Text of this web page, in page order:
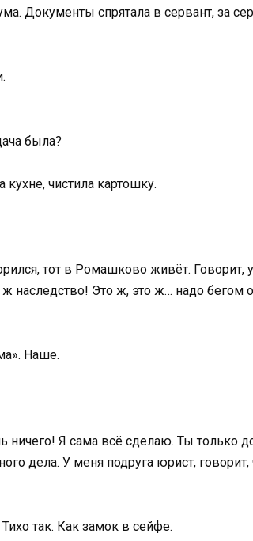
Документы спрятала в сервант, за
была?
чистила картошку.
тот в Ромашково живёт. Говорит,
наследство! Это ж, это ж… надо бегом
Наше.
Я сама всё сделаю. Ты только
дела. У меня подруга юрист, говорит,
так. Как замок в сейфе.